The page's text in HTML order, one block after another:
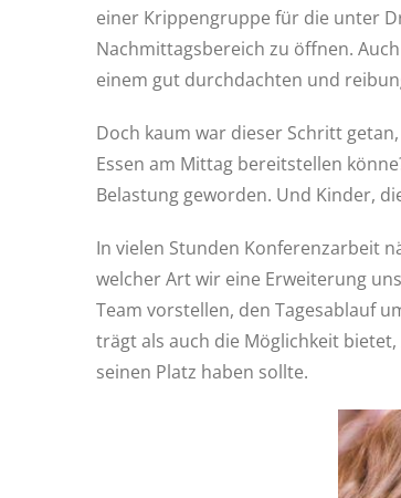
einer Krippengruppe für die unter
Nachmittagsbereich zu öffnen.
einem gut durchdachten und
Doch kaum war dieser Schritt
Essen am Mittag bereitstellen
Belastung geworden. Und Kinder,
In vielen Stunden Konferenzarbeit
welcher Art wir eine Erweiterung
Team vorstellen, den Tagesablauf
trägt als auch die Möglichkeit
seinen Platz haben sollte.